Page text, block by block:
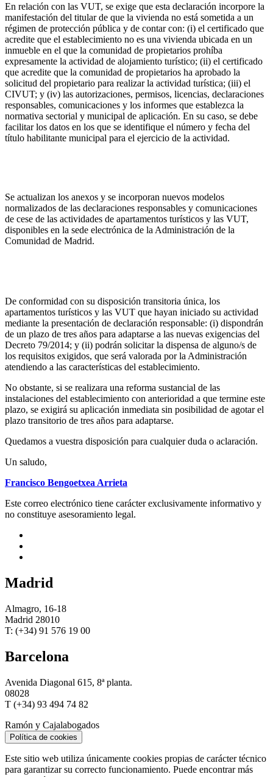
En relación con las VUT, se exige que esta declaración incorpore la
manifestación del titular de que la vivienda no está sometida a un
régimen de protección pública y de contar con: (i) el certificado que
acredite que el establecimiento no es una vivienda ubicada en un
inmueble en el que la comunidad de propietarios prohíba
expresamente la actividad de alojamiento turístico; (ii) el certificado
que acredite que la comunidad de propietarios ha aprobado la
solicitud del propietario para realizar la actividad turística; (iii) el
CIVUT; y (iv) las autorizaciones, permisos, licencias, declaraciones
responsables, comunicaciones y los informes que establezca la
normativa sectorial y municipal de aplicación. En su caso, se debe
facilitar los datos en los que se identifique el número y fecha del
título habilitante municipal para el ejercicio de la actividad.
Se actualizan los anexos y se incorporan nuevos modelos
normalizados de las declaraciones responsables y comunicaciones
de cese de las actividades de apartamentos turísticos y las VUT,
disponibles en la sede electrónica de la Administración de la
Comunidad de Madrid.
De conformidad con su disposición transitoria única, los
apartamentos turísticos y las VUT que hayan iniciado su actividad
mediante la presentación de declaración responsable: (i) dispondrán
de un plazo de tres años para adaptarse a las nuevas exigencias del
Decreto 79/2014; y (ii) podrán solicitar la dispensa de alguno/s de
los requisitos exigidos, que será valorada por la Administración
atendiendo a las características del establecimiento.
No obstante, si se realizara una reforma sustancial de las
instalaciones del establecimiento con anterioridad a que termine este
plazo, se exigirá su aplicación inmediata sin posibilidad de agotar el
plazo transitorio de tres años para adaptarse.
Quedamos a vuestra disposición para cualquier duda o aclaración.
Un saludo,
Francisco Bengoetxea Arrieta
Este correo electrónico tiene carácter exclusivamente informativo y
no constituye asesoramiento legal.
Madrid
Almagro, 16-18
Madrid 28010
T: (+34) 91 576 19 00
Barcelona
Avenida Diagonal 615, 8ª planta.
08028
T (+34) 93 494 74 82
Ramón y Cajalabogados
Política de cookies
Este sitio web utiliza únicamente cookies propias de carácter técnico
para garantizar su correcto funcionamiento. Puede encontrar más